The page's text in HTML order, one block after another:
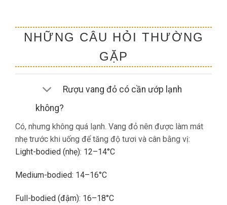
NHỮNG CÂU HỎI THƯỜNG
GẶP
Rượu vang đỏ có cần ướp lạnh
không?
Có, nhưng không quá lạnh. Vang đỏ nên được làm mát
nhẹ trước khi uống để tăng độ tươi và cân bằng vị:
Light-bodied (nhẹ): 12–14°C
Medium-bodied: 14–16°C
Full-bodied (đậm): 16–18°C